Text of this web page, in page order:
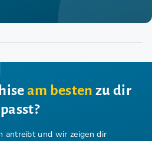
am besten zu dir
passt?
antreibt und wir zeigen dir